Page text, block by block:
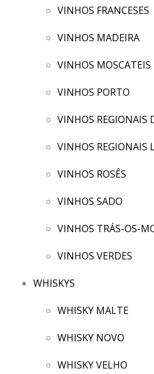
VINHOS FRANCESES
VINHOS MADEIRA
VINHOS MOSCATEIS
VINHOS PORTO
VINHOS REGIONAIS
VINHOS REGIONAIS
VINHOS ROSÊS
VINHOS SADO
VINHOS TRÁS-OS-
VINHOS VERDES
WHISKYS
WHISKY MALTE
WHISKY NOVO
WHISKY VELHO